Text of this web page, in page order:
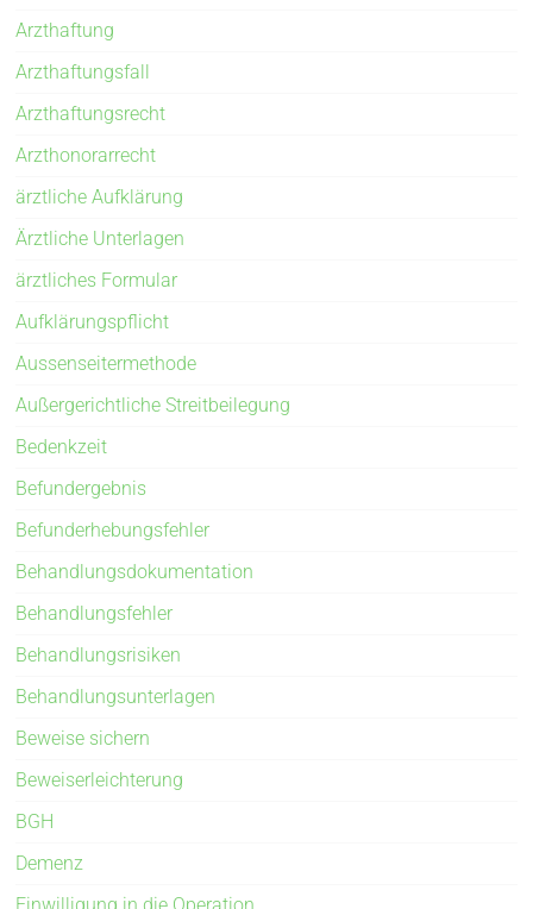
Arzthaftung
Arzthaftungsfall
Arzthaftungsrecht
Arzthonorarrecht
ärztliche Aufklärung
Ärztliche Unterlagen
ärztliches Formular
Aufklärungspflicht
Aussenseitermethode
Außergerichtliche Streitbeilegung
Bedenkzeit
Befundergebnis
Befunderhebungsfehler
Behandlungsdokumentation
Behandlungsfehler
Behandlungsrisiken
Behandlungsunterlagen
Beweise sichern
Beweiserleichterung
BGH
Demenz
Einwilligung in die Operation